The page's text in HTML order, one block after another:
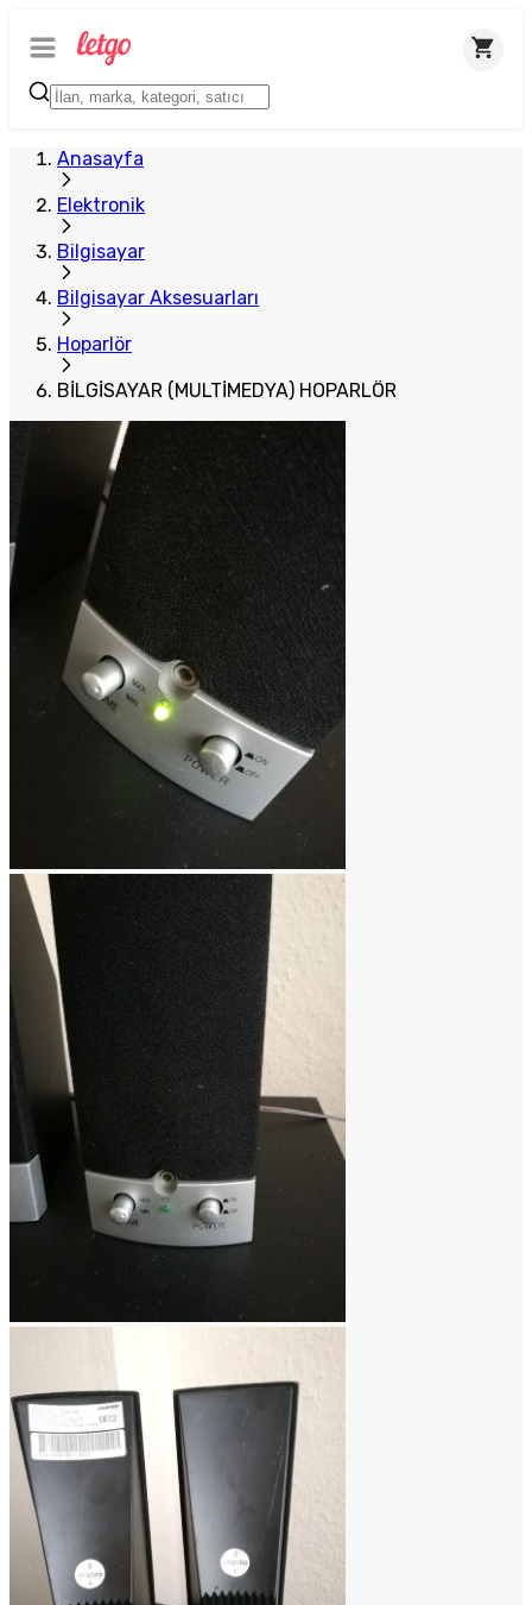
Anasayfa
Elektronik
Bilgisayar
Bilgisayar Aksesuarları
Hoparlör
BİLGİSAYAR (MULTİMEDYA) HOPARLÖR